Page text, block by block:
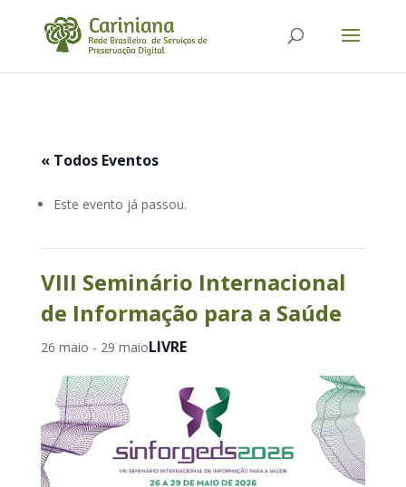
« Todos Eventos
Este evento já passou.
VIII Seminário Internacional
de Informação para a Saúde
26 maio - 29 maioLIVRE